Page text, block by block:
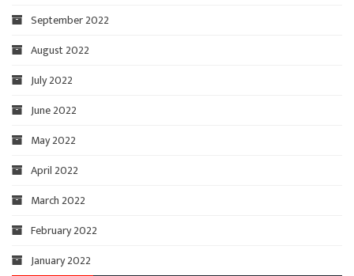
September 2022
August 2022
July 2022
June 2022
May 2022
April 2022
March 2022
February 2022
January 2022